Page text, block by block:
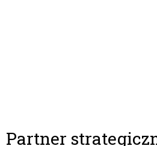
Partner